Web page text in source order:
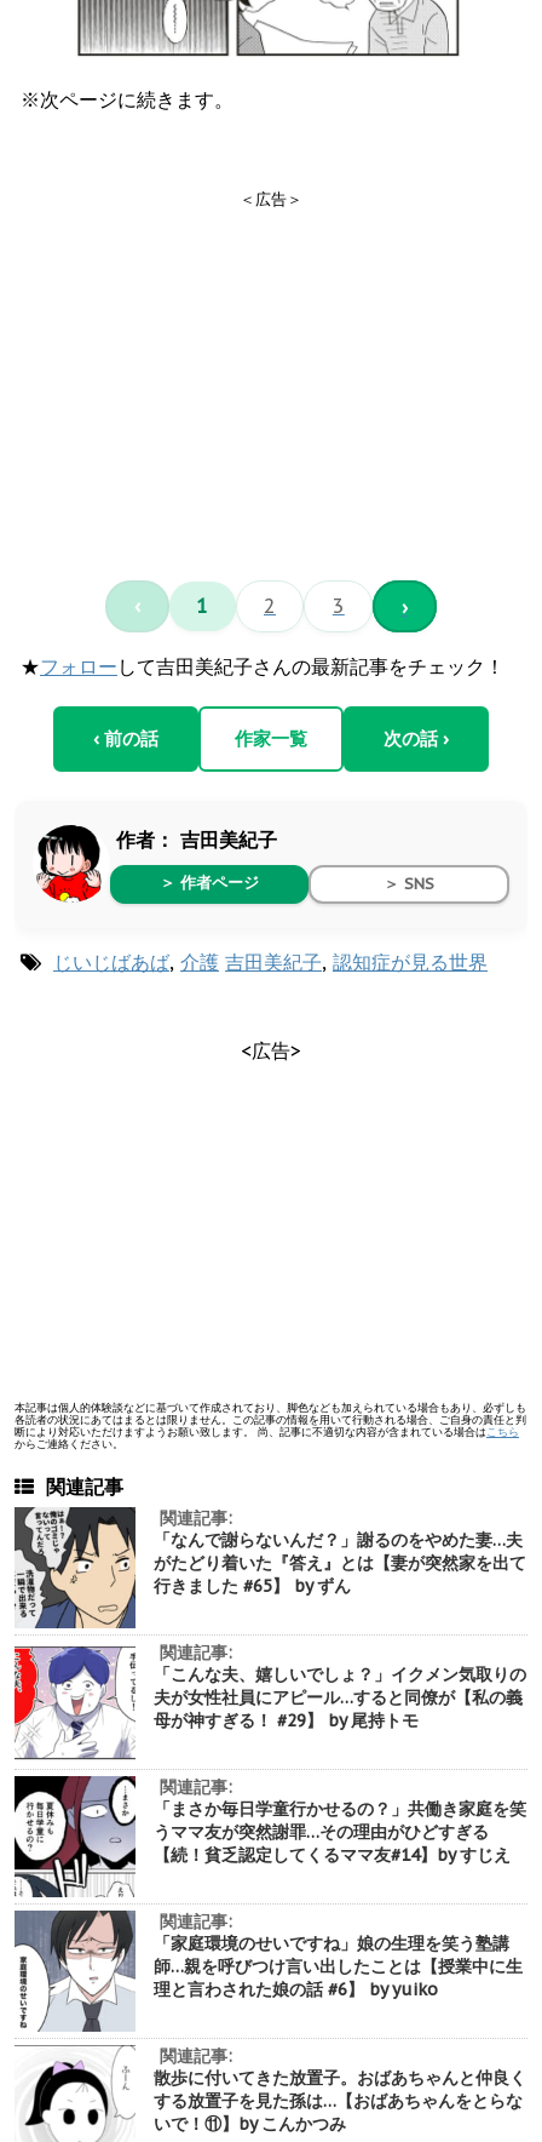
※次ページに続きます。
＜広告＞
‹ 1 2 3 ›
★フォロー して吉田美紀子さんの最新記事をチェック！
‹ 前の話 作家一覧 次の話 ›
作者： 吉田美紀子
＞ 作者ページ ＞ SNS
じいじばあば, 介護 吉田美紀子, 認知症が見る世界
<広告>
本記事は個人的体験談などに基づいて作成されており、脚色なども加えられている場合もあり、必ずしも
各読者の状況にあてはまるとは限りません。この記事の情報を用いて行動される場合、ご自身の責任と判
断により対応いただけますようお願い致します。 尚、記事に不適切な内容が含まれている場合は こちら
からご連絡ください。
関連記事
関連記事:
「なんで謝らないんだ？」謝るのをやめた妻…夫
がたどり着いた『答え』とは【妻が突然家を出て
行きました #65】 by ずん
関連記事:
「こんな夫、嬉しいでしょ？」イクメン気取りの
夫が女性社員にアピール…すると同僚が【私の義
母が神すぎる！ #29】 by 尾持トモ
関連記事:
「まさか毎日学童行かせるの？」共働き家庭を笑
うママ友が突然謝罪…その理由がひどすぎる
【続！貧乏認定してくるママ友#14】by すじえ
関連記事:
「家庭環境のせいですね」娘の生理を笑う塾講
師…親を呼びつけ言い出したことは【授業中に生
理と言わされた娘の話 #6】 by yuiko
関連記事:
散歩に付いてきた放置子。おばあちゃんと仲良く
する放置子を見た孫は…【おばあちゃんをとらな
いで！⑪】by こんかつみ